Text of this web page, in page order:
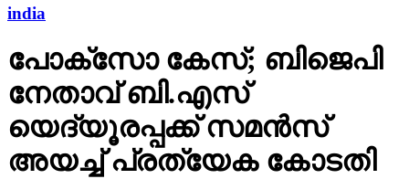
india
പോക്‌സോ കേസ്; ബിജെപി
നേതാവ് ബി.എസ്
യെദ്യൂരപ്പക്ക് സമന്‍സ്
അയച്ച് പ്രത്യേക കോടതി